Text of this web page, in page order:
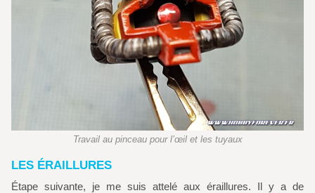
Travail au pinceau pour l’œil et les tuyaux
LES ÉRAILLURES
Étape suivante, je me suis attelé aux éraillures. Il y a de